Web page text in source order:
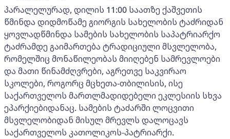
პარალელურად, დილის 11:00 საათზე ქაშვეთის
წმინდა დიდმოწამე გიორგის სახელობის ტაძრიდან
ყოვლადწმინდა სამების სახელობის საპატრიარქო
ტაძრამდე გაიმართება ტრადიციული მსვლელობა,
რომელშიც მონაწილეობას მიიღებენ სამრევლოები
და მათი წინამძღვრები, აგრეთვე საკვირაო
სკოლები, როგორც მცხეთა-თბილისის, ისე
საქართველოს მართლმადიდებელი ეკლესიის სხვა
ეპარქიებიდანაც. სამების ტაძარში ლოცვითი
მსვლელობიდან მისულ მრევლს დალოცავს
საქართველოს კათოლიკოს-პატრიარქი.